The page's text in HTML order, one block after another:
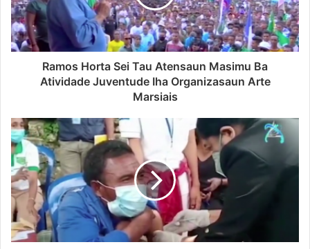
Ramos Horta Sei Tau Atensaun Masimu Ba
Atividade Juventude Iha Organizasaun Arte
Marsiais